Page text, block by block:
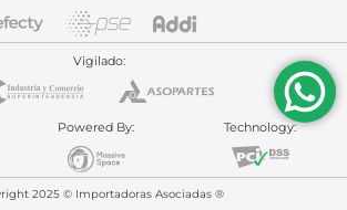
Vigilado:
Powered By: Technology:
2025 © Importadoras Asociadas ®